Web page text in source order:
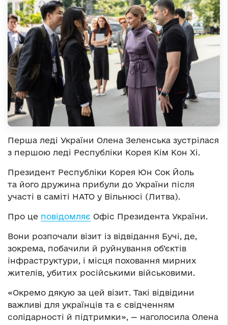
Перша леді України Олена Зеленська зустрілася
з першою леді Республіки Корея Кім Кон Хі.
Президент Республіки Корея Юн Сок Йоль
та його дружина прибули до України після
участі в саміті НАТО у Вільнюсі (Литва).
Про це повідомляє Офіс Президента України.
Вони розпочали візит із відвідання Бучі, де,
зокрема, побачили й руйнування об’єктів
інфраструктури, і місця поховання мирних
жителів, убитих російськими військовими.
«Окремо дякую за цей візит. Такі відвідини
важливі для українців та є свідченням
солідарності й підтримки», — наголосила Олена